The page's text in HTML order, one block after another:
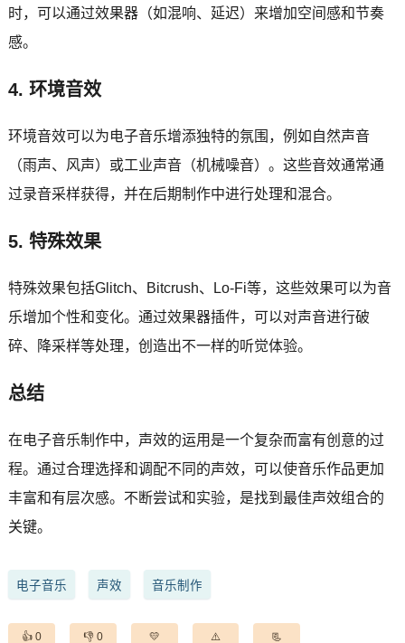
时，可以通过效果器（如混响、延迟）来增加空间感和节奏
感。
4. 环境音效
环境音效可以为电子音乐增添独特的氛围，例如自然声音
（雨声、风声）或工业声音（机械噪音）。这些音效通常通
过录音采样获得，并在后期制作中进行处理和混合。
5. 特殊效果
特殊效果包括Glitch、Bitcrush、Lo-Fi等，这些效果可以为音
乐增加个性和变化。通过效果器插件，可以对声音进行破
碎、降采样等处理，创造出不一样的听觉体验。
总结
在电子音乐制作中，声效的运用是一个复杂而富有创意的过
程。通过合理选择和调配不同的声效，可以使音乐作品更加
丰富和有层次感。不断尝试和实验，是找到最佳声效组合的
关键。
电子音乐 声效 音乐制作
0 0